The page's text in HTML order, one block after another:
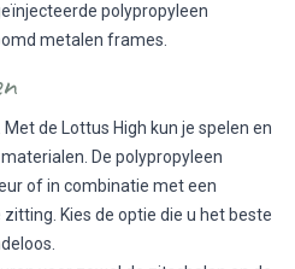
polypropyleen
metalen frames.
de Lottus High kun je spelen en
De polypropyleen
of in combinatie met een
Kies de optie die u het beste